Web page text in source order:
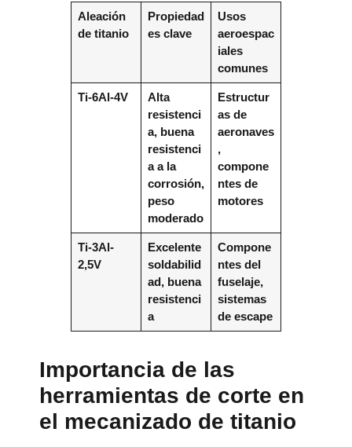
Aleación
de titanio
Propiedad
es clave
Usos
aeroespac
iales
comunes
Ti-6Al-4V
Alta
resistenci
a, buena
resistenci
a a la
corrosión,
peso
moderado
Estructur
as de
aeronaves
,
compone
ntes de
motores
Ti-3Al-
2,5V
Excelente
soldabilid
ad, buena
resistenci
a
Compone
ntes del
fuselaje,
sistemas
de escape
Importancia de las
herramientas de corte en
el mecanizado de titanio